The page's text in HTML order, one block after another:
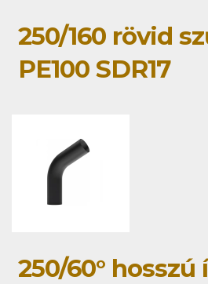
250/160 rövid
PE100 SDR17
250/60° hosszú